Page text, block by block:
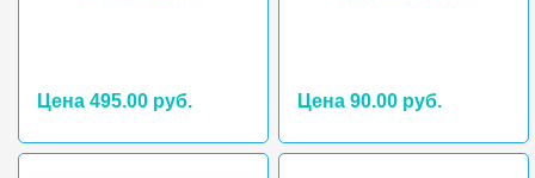
Цена 495.00 руб. Цена 90.00 руб.